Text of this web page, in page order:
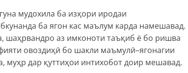
мудохила ба изҳори иродаи
ба ягон кас маълум карда намешавад.
шаҳрвандро аз имконоти таъқиб ё бо ришва
овоздиҳӣ бо шакли маъмулӣ–ягонагии
муҳр дар қуттиҳои интихобот доир мешавад.